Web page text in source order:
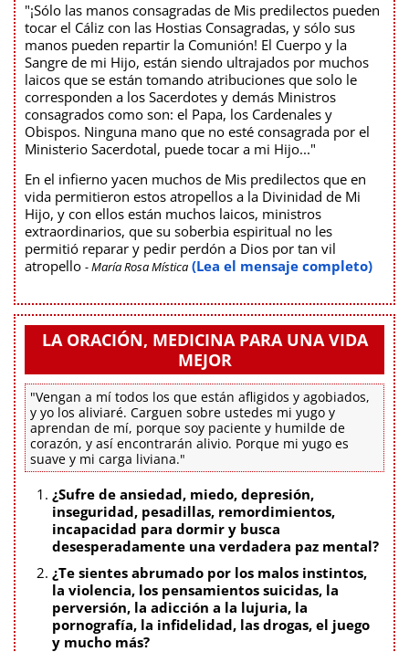
"¡Sólo las manos consagradas de Mis predilectos pueden
tocar el Cáliz con las Hostias Consagradas, y sólo sus
manos pueden repartir la Comunión! El Cuerpo y la
Sangre de mi Hijo, están siendo ultrajados por muchos
laicos que se están tomando atribuciones que solo le
corresponden a los Sacerdotes y demás Ministros
consagrados como son: el Papa, los Cardenales y
Obispos. Ninguna mano que no esté consagrada por el
Ministerio Sacerdotal, puede tocar a mi Hijo..."
En el infierno yacen muchos de Mis predilectos que en
vida permitieron estos atropellos a la Divinidad de Mi
Hijo, y con ellos están muchos laicos, ministros
extraordinarios, que su soberbia espiritual no les
permitió reparar y pedir perdón a Dios por tan vil
atropello - María Rosa Mística (Lea el mensaje completo)
LA ORACIÓN, MEDICINA PARA UNA VIDA
MEJOR
"Vengan a mí todos los que están afligidos y agobiados,
y yo los aliviaré. Carguen sobre ustedes mi yugo y
aprendan de mí, porque soy paciente y humilde de
corazón, y así encontrarán alivio. Porque mi yugo es
suave y mi carga liviana."
¿Sufre de ansiedad, miedo, depresión,
inseguridad, pesadillas, remordimientos,
incapacidad para dormir y busca
desesperadamente una verdadera paz mental?
¿Te sientes abrumado por los malos instintos,
la violencia, los pensamientos suicidas, la
perversión, la adicción a la lujuria, la
pornografía, la infidelidad, las drogas, el juego
y mucho más?